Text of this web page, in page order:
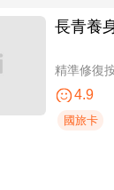
長青養
4.9
國旅卡